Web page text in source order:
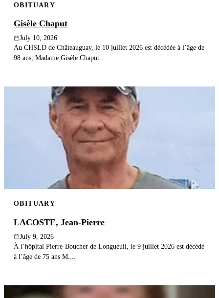
Search
OBITUARY
Gisèle Chaput
July 10, 2026
Au CHSLD de Châteauguay, le 10 juillet 2026 est décédée à l’âge de
98 ans, Madame Gisèle Chaput...
OBITUARY
LACOSTE, Jean-Pierre
July 9, 2026
À l’hôpital Pierre-Boucher de Longueuil, le 9 juillet 2026 est décédé
à l’âge de 75 ans M....